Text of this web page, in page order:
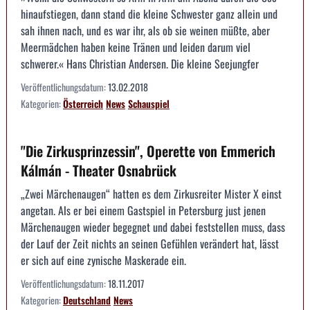
hinaufstiegen, dann stand die kleine Schwester ganz allein und
sah ihnen nach, und es war ihr, als ob sie weinen müßte, aber
Meermädchen haben keine Tränen und leiden darum viel
schwerer.« Hans Christian Andersen. Die kleine Seejungfer
Veröffentlichungsdatum:13.02.2018
Kategorien:ÖsterreichNewsSchauspiel
"Die Zirkusprinzessin", Operette von Emmerich
Kálmán - Theater Osnabrück
„Zwei Märchenaugen“ hatten es dem Zirkusreiter Mister X einst
angetan. Als er bei einem Gastspiel in Petersburg just jenen
Märchenaugen wieder begegnet und dabei feststellen muss, dass
der Lauf der Zeit nichts an seinen Gefühlen verändert hat, lässt
er sich auf eine zynische Maskerade ein.
Veröffentlichungsdatum:18.11.2017
Kategorien:DeutschlandNews